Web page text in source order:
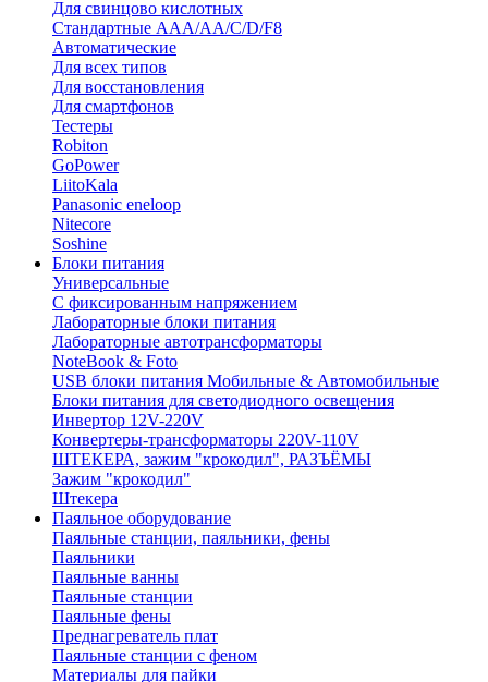
Для свинцово кислотных
Стандартные ААА/АА/С/D/F8
Автоматические
Для всех типов
Для восстановления
Для смартфонов
Тестеры
Robiton
GoPower
LiitoKala
Panasonic eneloop
Nitecore
Soshine
Блоки питания
Универсальные
C фиксированным напряжением
Лабораторные блоки питания
Лабораторные автотрансформаторы
NoteBook & Foto
USB блоки питания Мобильные & Автомобильные
Блоки питания для светодиодного освещения
Инвертор 12V-220V
Конвертеры-трансформаторы 220V-110V
ШТЕКЕРА, зажим "крокодил", РАЗЪЁМЫ
Зажим "крокодил"
Штекера
Паяльное оборудование
Паяльные станции, паяльники, фены
Паяльники
Паяльные ванны
Паяльные станции
Паяльные фены
Преднагреватель плат
Паяльные станции с феном
Материалы для пайки